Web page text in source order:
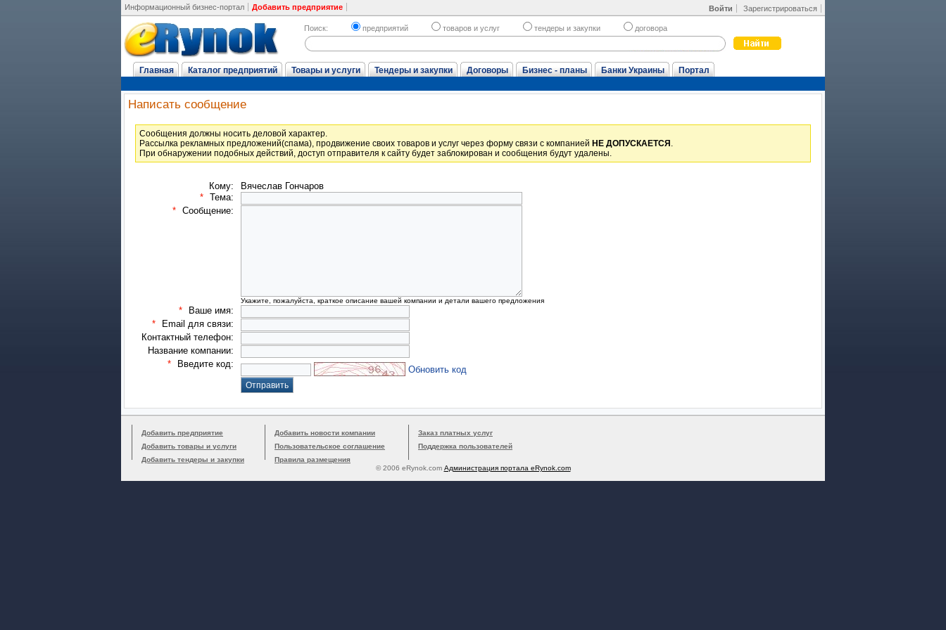
Войти Зарегистрироваться
Информационный бизнес-портал Добавить предприятие
Поиск: предприятий товаров и услуг тендеры и закупки договора
Главная Каталог предприятий Товары и услуги Тендеры и закупки Договоры Бизнес - планы Банки Украины Портал
Написать сообщение
Cообщения должны носить деловой характер.
Рассылка рекламных предложений(спама), продвижение своих товаров и услуг через форму связи с компанией НЕ ДОПУСКАЕТСЯ .
При обнаружении подобных действий, доступ отправителя к сайту будет заблокирован и сообщения будут удалены.
Кому:
Вячеслав Гончаров
* Тема:
* Сообщение:
Укажите, пожалуйста, краткое описание вашей компании и детали вашего предложения
*
Ваше имя:
*
Email для связи:
Контактный телефон:
Название компании:
*
Введите код:
Обновить код
Добавить предприятие
Добавить товары и услуги
Добавить тендеры и закупки
Добавить новости компании
Пользовательское соглашение
Правила размещения
Заказ платных услуг
Поддержка пользователей
© 2006 eRynok.com Администрация портала eRynok.com